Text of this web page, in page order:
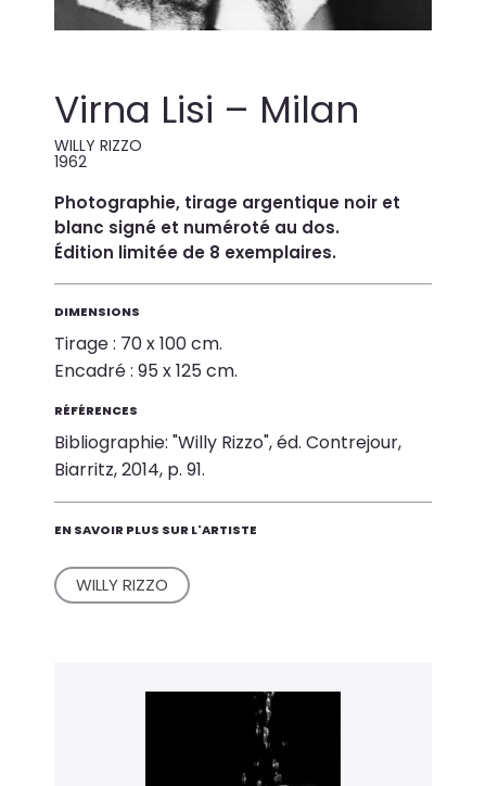
Virna Lisi – Milan
WILLY RIZZO
1962
Photographie, tirage argentique noir et
blanc signé et numéroté au dos.
Édition limitée de 8 exemplaires.
DIMENSIONS
Tirage : 70 x 100 cm.
Encadré : 95 x 125 cm.
RÉFÉRENCES
Bibliographie: "Willy Rizzo", éd. Contrejour,
Biarritz, 2014, p. 91.
EN SAVOIR PLUS SUR L'ARTISTE
WILLY RIZZO